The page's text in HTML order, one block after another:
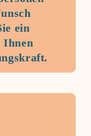
ein
Ihnen